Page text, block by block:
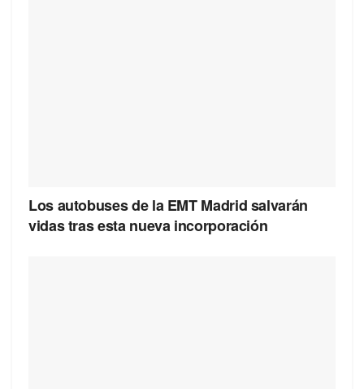
Los autobuses de la EMT Madrid salvarán
vidas tras esta nueva incorporación